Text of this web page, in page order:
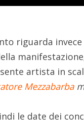
riguarda
artista in
Mezzabarba
le date dei